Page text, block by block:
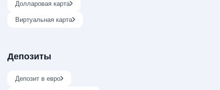
Долларовая карта
Виртуальная карта
Депозиты
Депозит в евро